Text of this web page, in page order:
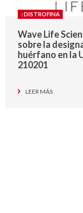
↑DISTROFINA
Wave Life
sobre la
huérfano en la
210201
LEER MÁS